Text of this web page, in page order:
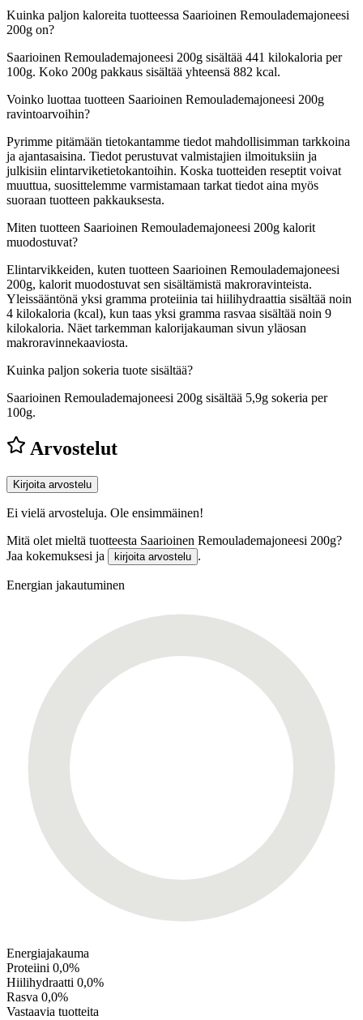
Kuinka paljon kaloreita tuotteessa Saarioinen Remoulademajoneesi
200g on?
Saarioinen Remoulademajoneesi 200g sisältää 441 kilokaloria per
100g. Koko 200g pakkaus sisältää yhteensä 882 kcal.
Voinko luottaa tuotteen Saarioinen Remoulademajoneesi 200g
ravintoarvoihin?
Pyrimme pitämään tietokantamme tiedot mahdollisimman tarkkoina
ja ajantasaisina. Tiedot perustuvat valmistajien ilmoituksiin ja
julkisiin elintarviketietokantoihin. Koska tuotteiden reseptit voivat
muuttua, suosittelemme varmistamaan tarkat tiedot aina myös
suoraan tuotteen pakkauksesta.
Miten tuotteen Saarioinen Remoulademajoneesi 200g kalorit
muodostuvat?
Elintarvikkeiden, kuten tuotteen Saarioinen Remoulademajoneesi
200g, kalorit muodostuvat sen sisältämistä makroravinteista.
Yleissääntönä yksi gramma proteiinia tai hiilihydraattia sisältää noin
4 kilokaloria (kcal), kun taas yksi gramma rasvaa sisältää noin 9
kilokaloria. Näet tarkemman kalorijakauman sivun yläosan
makroravinnekaaviosta.
Kuinka paljon sokeria tuote sisältää?
Saarioinen Remoulademajoneesi 200g sisältää 5,9g sokeria per
100g.
Arvostelut
Kirjoita arvostelu
Ei vielä arvosteluja. Ole ensimmäinen!
Mitä olet mieltä tuotteesta Saarioinen Remoulademajoneesi 200g?
Jaa kokemuksesi ja
kirjoita arvostelu .
Energian jakautuminen
Energiajakauma
Proteiini 0,0%
Hiilihydraatti 0,0%
Rasva 0,0%
Vastaavia tuotteita